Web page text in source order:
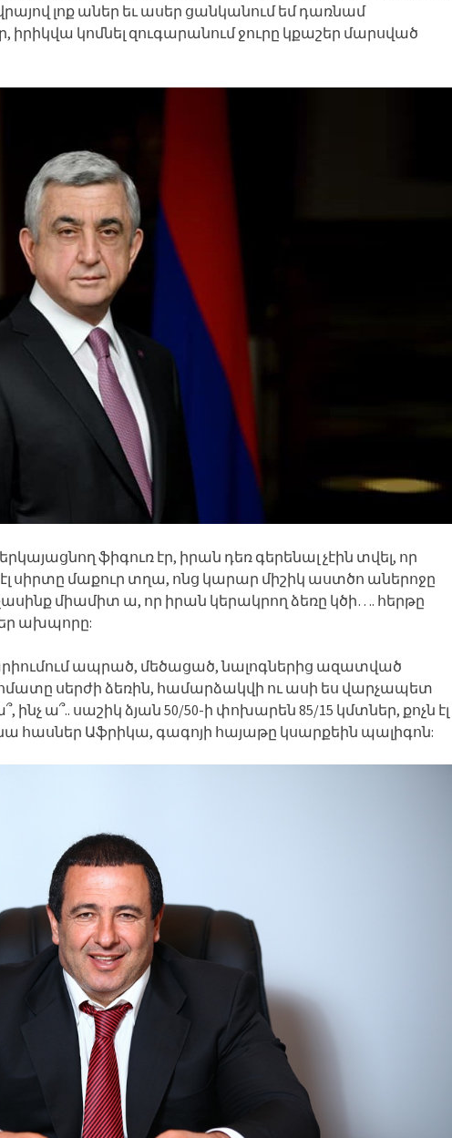
վրայով լոք աներ եւ ասեր ցանկանում եմ դառնամ
իրիկվա կոմնել զուգարանում ջուրը կքաշեր մարսված
ֆիգուռ էր, իրան դեռ գերենալ չէին տվել, որ
սիրտը մաքուր տղա, ոնց կարար միշիկ աստծո աներոջը
չասինք միամիտ ա, որ իրան կերակրող ձեռը կծի…. հերթը
ախպորը:
ապրած, մեծացած, նալոգներից ազատված
սերժի ձեռին, համարձակվի ու ասի ես վարչապետ
ա՞.. սաշիկ ձյան 50/50-ի փոխարեն 85/15 կմտներ, քոչն էլ
հասներ Աֆրիկա, գագոյի հայաթը կսարքեին պալիգոն: